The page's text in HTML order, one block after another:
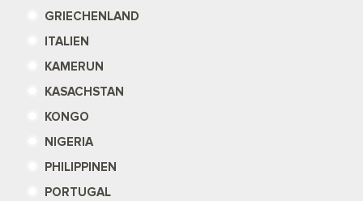
GRIECHENLAND
ITALIEN
KAMERUN
KASACHSTAN
KONGO
NIGERIA
PHILIPPINEN
PORTUGAL